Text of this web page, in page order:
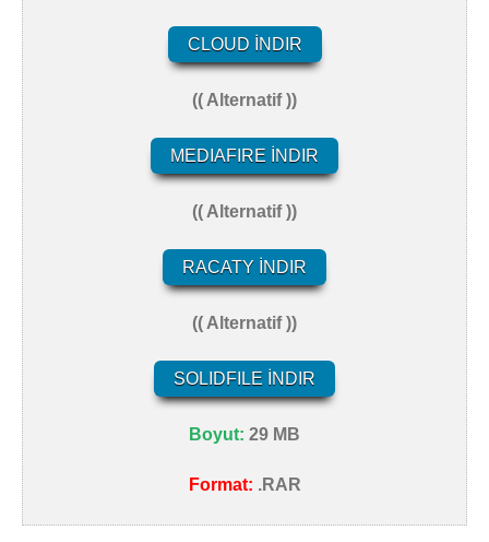
CLOUD İNDIR
(( Alternatif ))
MEDIAFIRE İNDIR
(( Alternatif ))
RACATY İNDIR
(( Alternatif ))
SOLIDFILE İNDIR
Boyut: 29 MB
Format: .RAR